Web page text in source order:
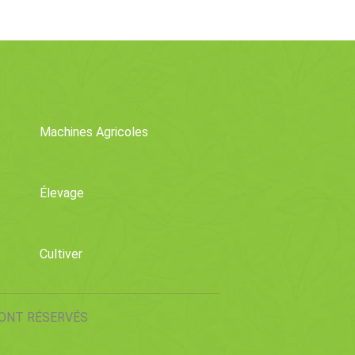
Machines Agricoles
Élevage
Cultiver
RÉSERVÉS